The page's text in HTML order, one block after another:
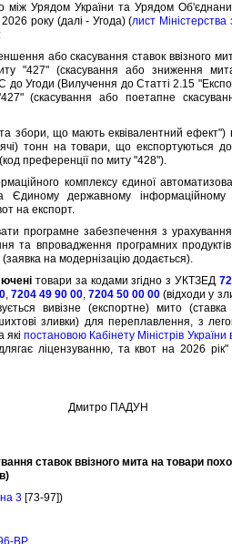
мiж Урядом України та Урядом
року (далi - Угода) (лист Мiнiстерства
або скасування ставок ввiзного
"427" (скасування або зниження
до Угоди (Вилучення до Статтi 2.15
(скасування або поетапне
збори, що мають еквiвалентний ефект")
тонн на товари, що експортуються
преференцiї по миту "428").
комплексу єдиної
державному iнформацiйному
на експорт.
програмне забезпечення з
та впровадження програмних
на модернiзацiю додається).
товари за кодами згiдно з УКТЗЕД
, 7204 49 90 00,7204 50 00 00 (вiдходи у
вивiзне (експортне) мито
зливки) для переплавлення, з
якiпостановою Кабiнету Мiнiстрiв України
лiцензуванню, та квот на 2026
Дмитро ПАДУН
ставок ввiзного мита на товари
3[73-97])
ВР